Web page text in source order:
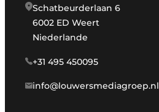
Schatbeurderlaan 6
6002 ED Weert
Niederlande
+31 495 450095
info@louwersmediagroep.nl